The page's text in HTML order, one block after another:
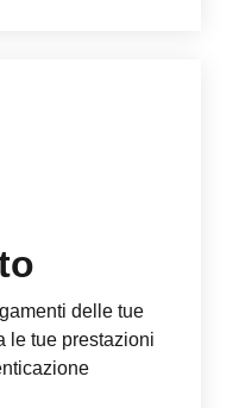
delle tue
le tue prestazioni